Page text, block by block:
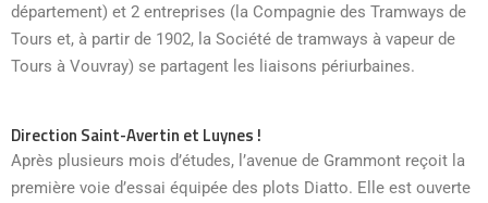
département) et 2 entreprises (la Compagnie des Tramways de
Tours et, à partir de 1902, la Société de tramways à vapeur de
Tours à Vouvray) se partagent les liaisons périurbaines.
Direction Saint-Avertin et Luynes !
Après plusieurs mois d’études, l’avenue de Grammont reçoit la
première voie d’essai équipée des plots Diatto. Elle est ouverte